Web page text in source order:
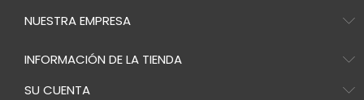
NUESTRA EMPRESA
INFORMACIÓN DE LA TIENDA
SU CUENTA